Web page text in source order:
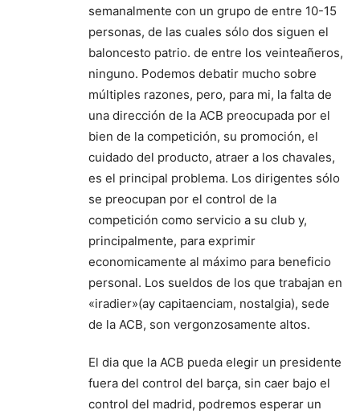
semanalmente con un grupo de entre 10-15
personas, de las cuales sólo dos siguen el
baloncesto patrio. de entre los veinteañeros,
ninguno. Podemos debatir mucho sobre
múltiples razones, pero, para mi, la falta de
una dirección de la ACB preocupada por el
bien de la competición, su promoción, el
cuidado del producto, atraer a los chavales,
es el principal problema. Los dirigentes sólo
se preocupan por el control de la
competición como servicio a su club y,
principalmente, para exprimir
economicamente al máximo para beneficio
personal. Los sueldos de los que trabajan en
«iradier»(ay capitaenciam, nostalgia), sede
de la ACB, son vergonzosamente altos.
El dia que la ACB pueda elegir un presidente
fuera del control del barça, sin caer bajo el
control del madrid, podremos esperar un